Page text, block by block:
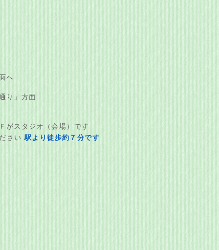
へ
り」方面
がスタジオ（会場）です
さい駅より徒歩約７分です